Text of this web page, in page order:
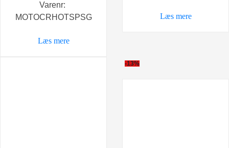
Varenr:
MOTOCRHOTSPSG
Læs mere
Læs mere
-13%